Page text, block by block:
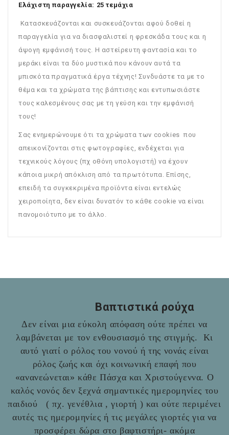
Ελάχιστη παραγγελία: 25 τεμάχια
Κατασκευάζονται και συσκευάζονται αφού δοθεί η
παραγγελία για να διασφαλιστεί η φρεσκάδα τους και η
άψογη εμφάνισή τους. Η αστείρευτη φαντασία και το
μεράκι είναι τα δύο μυστικά που κάνουν αυτά τα
μπισκότα πραγματικά έργα τέχνης! Συνδυάστε τα με το
θέμα και τα χρώματα της βάπτισης και εντυπωσιάστε
τους καλεσμένους σας με τη γεύση και την εμφάνισή
τους!
Σας ενημερώνουμε ότι τα χρώματα των cookies που
απεικονίζονται στις φωτογραφίες, ενδέχεται για
τεχνικούς λόγους (πχ οθόνη υπολογιστή) να έχουν
κάποια μικρή απόκλιση από τα πρωτότυπα. Επίσης,
επειδή τα συγκεκριμένα προϊόντα είναι εντελώς
χειροποίητα, δεν είναι δυνατόν το κάθε cookie να είναι
πανομοιότυπο με το άλλο.
Βαπτιστικά ρούχα
Δεν είναι μια εύκολη απόφαση ούτε πρέπει να
λαμβάνεται με τον ενθουσιασμό της στιγμής. Κι
αυτό γιατί ο ρόλος του νονού ή της νονάς είναι
ρόλος ζωής και όχι κοινωνική επαφή που
«ανανεώνεται» κάθε Πάσχα και Χριστούγεννα. Ο
καλός νονός δεν ξεχνά σημαντικές ημερομηνίες του
παιδιού ( πχ. γενέθλια , γιορτή ) και ούτε περιμένει
αυτές τις ημερομηνίες ή τις μεγάλες γιορτές για να
προσφέρει δώρα στο βαφτιστήρι- ακόμα